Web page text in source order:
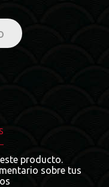
producto.
sobre tus